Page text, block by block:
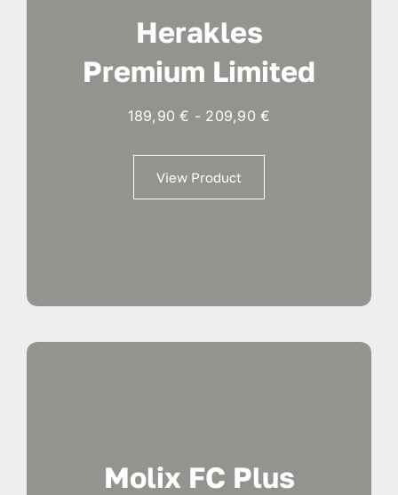
Herakles
Premium Limited
189,90€ - 209,90€
View Product
Molix FC Plus